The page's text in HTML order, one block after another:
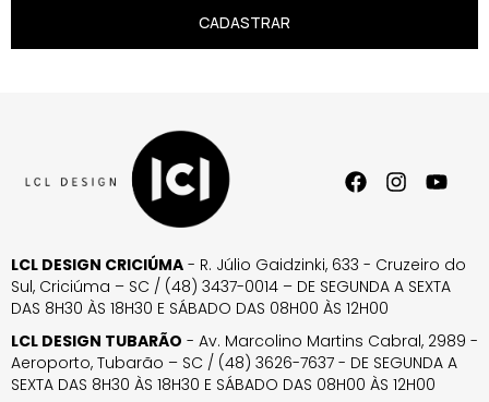
CADASTRAR
LCL DESIGN CRICIÚMA - R. Júlio Gaidzinki, 633 - Cruzeiro do
Sul, Criciúma – SC / (48) 3437-0014 – DE SEGUNDA A SEXTA
DAS 8H30 ÀS 18H30 E SÁBADO DAS 08H00 ÀS 12H00
LCL DESIGN TUBARÃO - Av. Marcolino Martins Cabral, 2989 -
Aeroporto, Tubarão – SC / (48) 3626-7637 - DE SEGUNDA A
SEXTA DAS 8H30 ÀS 18H30 E SÁBADO DAS 08H00 ÀS 12H00